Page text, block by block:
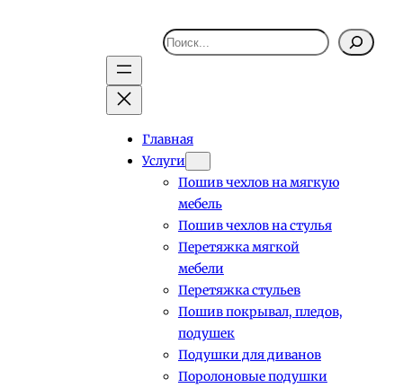
Поиск
Главная
Услуги
Пошив чехлов на мягкую
мебель
Пошив чехлов на стулья
Перетяжка мягкой
мебели
Перетяжка стульев
Пошив покрывал, пледов,
подушек
Подушки для диванов
Поролоновые подушки